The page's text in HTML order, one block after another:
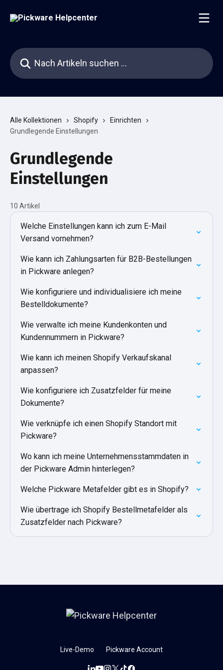
Nach Artikeln suchen …
Alle Kollektionen Shopify
Einrichten
Grundlegende Einstellungen
Grundlegende
Einstellungen
10 Artikel
Welche Einstellungen kann ich zum E-Mail
Versand vornehmen?
Wie kann ich Zahlungsarten für B2B-Bestellungen
in Pickware anlegen?
Wie konfiguriere und individualisiere ich meine
Bestelldokumente?
Wie verwalte ich meine Kundenkonten und
Kundennummern in Pickware?
Wie kann ich meinen Shopify Verkaufskanal
anpassen?
Wie konfiguriere ich Zusatzfelder für meine
Dokumente?
Wie verknüpfe ich einen Shopify Standort mit
Pickware?
Wo kann ich meine Unternehmensstammdaten in
der Pickware Admin hinterlegen?
Welche Pickware Metafelder gibt es in Shopify?
Wie übertrage ich Shopify Bestellmetafelder als
Zusatzfelder nach Pickware?
Live-Demo Pickware Account